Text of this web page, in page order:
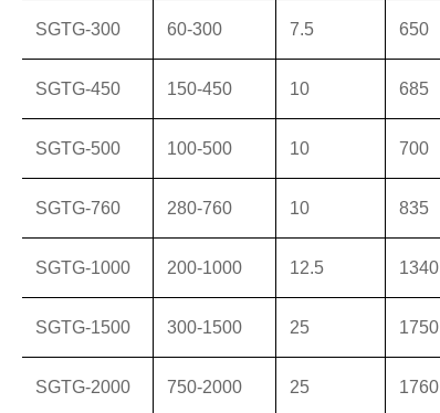
SGTG-300 60-300 7.5 650
SGTG-450 150-450 10 685
SGTG-500 100-500 10 700
SGTG-760 280-760 10 835
SGTG-1000 200-1000 12.5 1340
SGTG-1500 300-1500 25 1750
SGTG-2000 750-2000 25 1760